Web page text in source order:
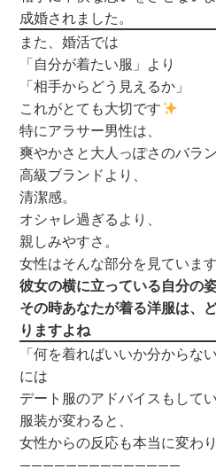
成婚されました。
また、婚活では
「自分が着たい服」より
「相手からどう見えるか」
これがとても大切です
特にアラサー男性は、
爽やかさと大人っぽさのバラ
高級ブランドより、
清潔感。
オシャレ過ぎるより、
親しみやすさ。
女性はそんな部分を見ています
彼女の横に立っている自分の
その時あなたが着る洋服は、
りますよね
「何を着ればいいか分からな
には
デート服のアドバイスもして
服装が変わると、
女性からの反応も本当に変わ
——————————————